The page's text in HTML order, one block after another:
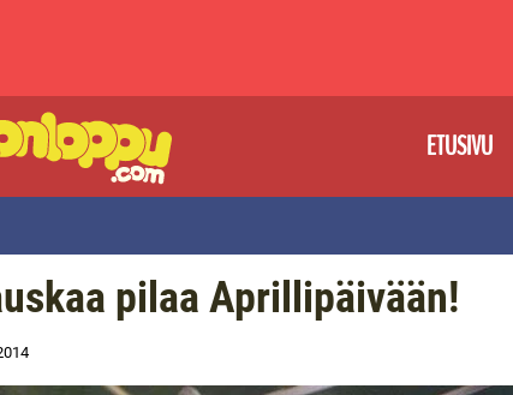
ETUSIVU
pilaa Aprillipäivään!